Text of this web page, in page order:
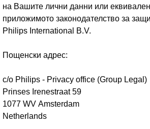
на Вашите лични данни или
приложимото законодателство за
Philips International B.V.
Пощенски адрес:
c/o Philips - Privacy office (Group Legal)
Prinses Irenestraat 59
1077 WV Amsterdam
Netherlands